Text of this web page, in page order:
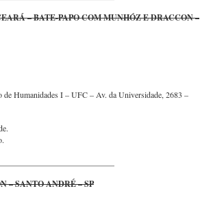
– BATE-PAPO COM MUNHÓZ E DRACCON –
Humanidades I – UFC – Av. da Universidade, 2683 –
– SANTO ANDRÉ – SP